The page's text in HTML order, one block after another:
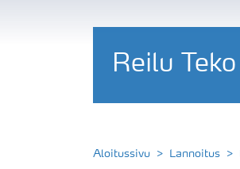
Reilu Teko
Aloitussivu Lannoitus